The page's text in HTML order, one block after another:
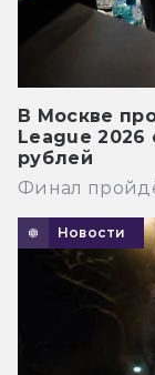
В Москве
League
рублей
Финал
Новости